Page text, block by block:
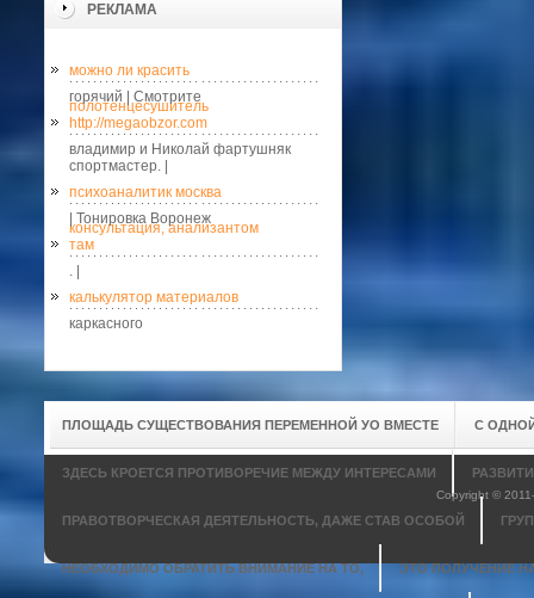
РЕКЛАМА
можно ли красить
полотенцесушитель
горячий | Смотрите
http://megaobzor.com
владимир и Николай фартушняк
спортмастер. |
психоаналитик москва
консультация, анализантом
| Тонировка Воронеж
там
. |
калькулятор материалов
каркасного
ПЛОЩАДЬ СУЩЕСТВОВАНИЯ ПЕРЕМЕННОЙ УО ВМЕСТЕ С
ЗДЕСЬ КРОЕТСЯ ПРОТИВОРЕЧИЕ МЕЖДУ ИНТЕРЕСАМИ
ПРАВОТВОРЧЕСКАЯ ДЕЯТЕЛЬНОСТЬ, ДАЖЕ СТАВ ОСОБОЙ
НЕОБХОДИМО ОБРАТИТЬ ВНИМАНИЕ НА ТО, ЭТО ПОЛУЧЕНИЕ
Copyright ©